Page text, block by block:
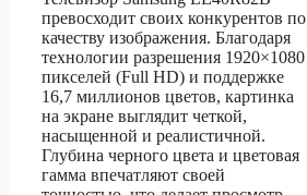
превосходит своих конкурентов по
качеству изображения. Благодаря
технологии разрешения 1920×1080
пикселей (Full HD) и поддержке
16,7 миллионов цветов, картинка
на экране выглядит четкой,
насыщенной и реалистичной.
Глубина черного цвета и цветовая
гамма впечатляют своей